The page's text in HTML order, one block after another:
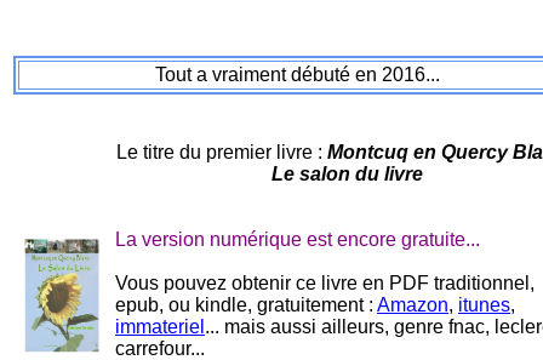
Tout a vraiment débuté en 2016...
Le titre du premier livre : Montcuq en Quercy
Le salon du livre
La version numérique est encore gratuite...
Vous pouvez obtenir ce livre en PDF traditionnel,
epub, ou kindle, gratuitement : Amazon, itunes,
immateriel ... mais aussi ailleurs, genre fnac,
carrefour...